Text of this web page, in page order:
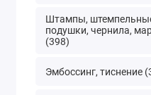
Штампы,
подушки, чернила,
(398)
Эмбоссинг, тиснение